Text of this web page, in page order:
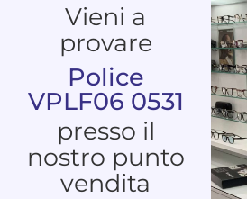
Vieni a
provare
Police
VPLF06 0531
presso il
nostro punto
vendita